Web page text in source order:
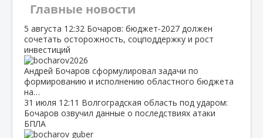
Главные новости
5 августа 12:32 Бочаров: бюджет‑2027 должен
сочетать осторожность, соцподдержку и рост
инвестиций
Андрей Бочаров сформулировал задачи по
формированию и исполнению областного бюджета
на…
31 июля 12:11 Волгоградская область под ударом:
Бочаров озвучил данные о последствиях атаки
БПЛА